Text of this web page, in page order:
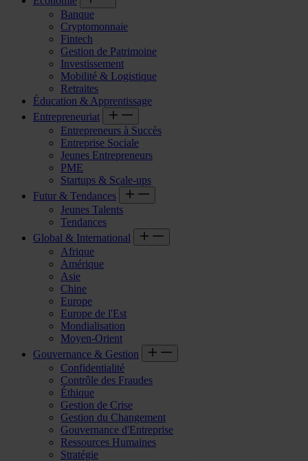
Banque
Cryptomonnaie
Fintech
Gestion de Patrimoine
Investissement
Mobilité & Logistique
Retraites
Éducation & Apprentissage
Entrepreneuriat
Entrepreneurs à Succès
Entreprise Sociale
Jeunes Entrepreneurs
PME
Startups & Scale-ups
Futur & Tendances
Jeunes Talents
Tendances
Global & International
Afrique
Amérique
Asie
Chine
Europe
Europe de l'Est
Mondialisation
Moyen-Orient
Gouvernance & Gestion
Confidentialité
Contrôle des Fraudes
Éthique
Gestion de Crise
Gestion du Changement
Gouvernance d'Entreprise
Ressources Humaines
Stratégie